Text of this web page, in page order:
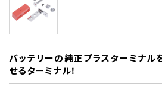
バッテリーの純正プラスターミナル
せるターミナル！